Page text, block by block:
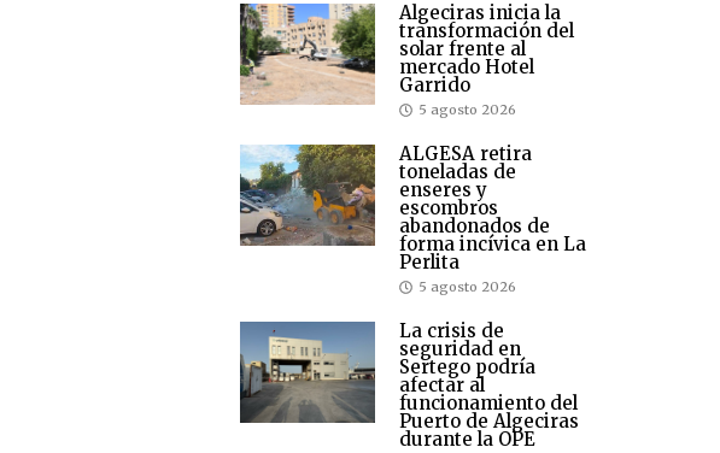
Algeciras inicia la
transformación del
solar frente al
mercado Hotel
Garrido
5 agosto 2026
ALGESA retira
toneladas de
enseres y
escombros
abandonados de
forma incívica en La
Perlita
5 agosto 2026
La crisis de
seguridad en
Sertego podría
afectar al
funcionamiento del
Puerto de Algeciras
durante la OPE